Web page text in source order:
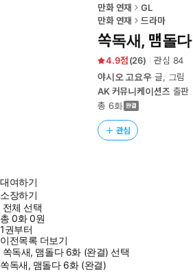
만화 연재
GL
만화 연재
드라마
쏙독새, 맴돌다
4.9 (26) 관심 84
야시오 고요우 글, 그림
AK 커뮤니케이션즈 출판
총 6화
관심
대여하기
소장하기
전체 선택
총0화0원
1권부터
이전목록 더보기
쏙독새, 맴돌다 6화 (완결) 선택
쏙독새, 맴돌다 6화 (완결)